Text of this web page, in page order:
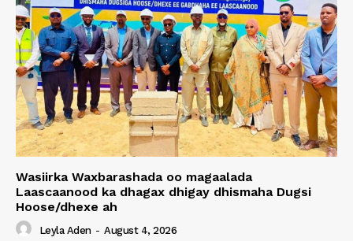
Wasiirka Waxbarashada oo magaalada
Laascaanood ka dhagax dhigay dhismaha Dugsi
Hoose/dhexe ah
Leyla Aden - August 4, 2026